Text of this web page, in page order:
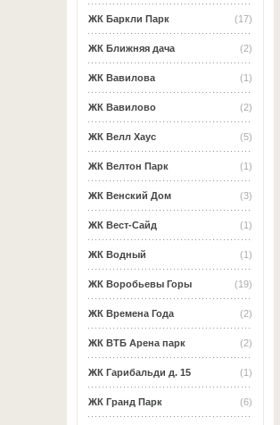
(17)
ЖК Баркли Парк
(2)
ЖК Ближняя дача
(1)
ЖК Вавилова
(2)
ЖК Вавилово
(5)
ЖК Велл Хаус
(1)
ЖК Велтон Парк
(3)
ЖК Венский Дом
(1)
ЖК Вест-Сайд
(1)
ЖК Водный
(19)
ЖК Воробьевы Горы
(2)
ЖК Времена Года
(2)
ЖК ВТБ Арена парк
(1)
ЖК Гарибальди д. 15
(6)
ЖК Гранд Парк